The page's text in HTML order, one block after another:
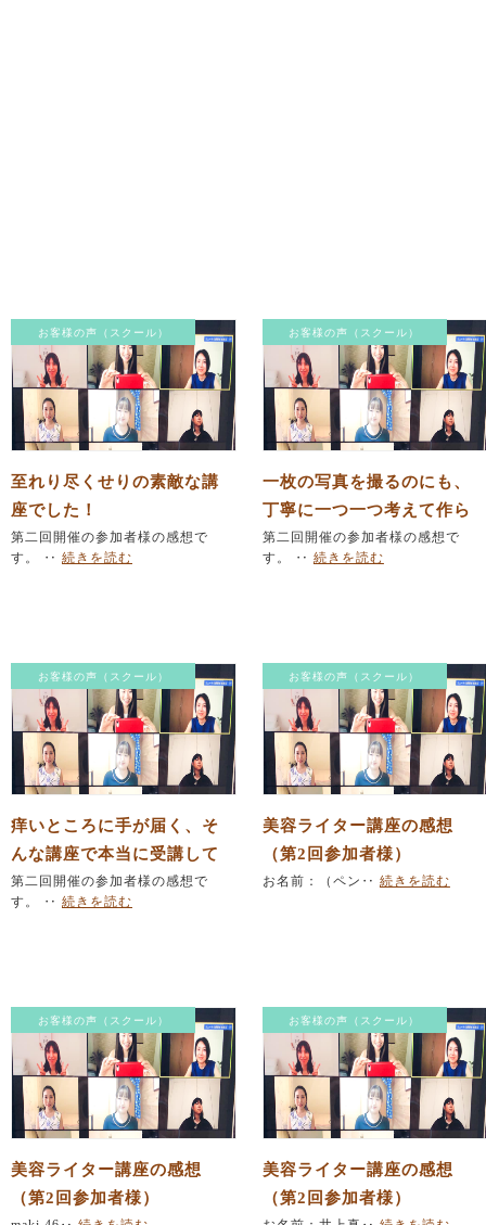
お客様の声（スクール）
至れり尽くせりの素敵な講
座でした！
第二回開催の参加者様の感想で
す。 ‥ 続きを読む
お客様の声（スクール）
一枚の写真を撮るのにも、
丁寧に一つ一つ考えて作ら
れてる！
第二回開催の参加者様の感想で
す。 ‥ 続きを読む
お客様の声（スクール）
痒いところに手が届く、そ
んな講座で本当に受講して
よかったです。
第二回開催の参加者様の感想で
す。 ‥ 続きを読む
お客様の声（スクール）
美容ライター講座の感想
（第2回参加者様）
お名前：（ペン‥ 続きを読む
お客様の声（スクール）
美容ライター講座の感想
（第2回参加者様）
お客様の声（スクール）
美容ライター講座の感想
（第2回参加者様）